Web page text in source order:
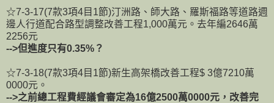
☆7-3-17(7款3項4目1節)汀洲路、師大路、羅斯福路等道路週
邊人行道配合路型調整改善工程1,000萬元。去年編2646萬
2256元
-->但進度只有0.35%？
☆7-3-18(7款3項4目1節)新生高架橋改善工程$ 3億7210萬
0000元。
-->之前總工程費經議會審定為16億2500萬0000元，改善完